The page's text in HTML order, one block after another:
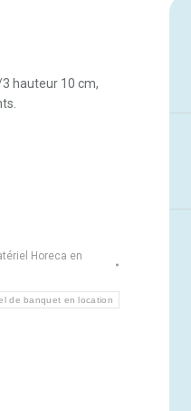
hauteur 10 cm,
Horeca en
de banquet en location